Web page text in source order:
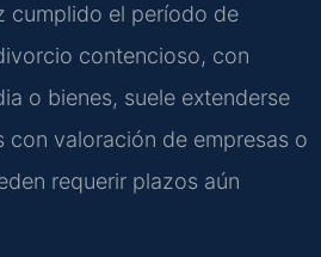
cumplido el período de
contencioso, con
o bienes, suele extenderse
con valoración de empresas o
requerir plazos aún